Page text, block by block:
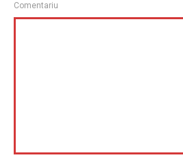
Comentariu